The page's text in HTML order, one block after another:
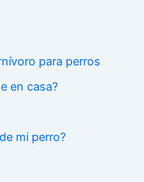
para perros
en casa?
mi perro?